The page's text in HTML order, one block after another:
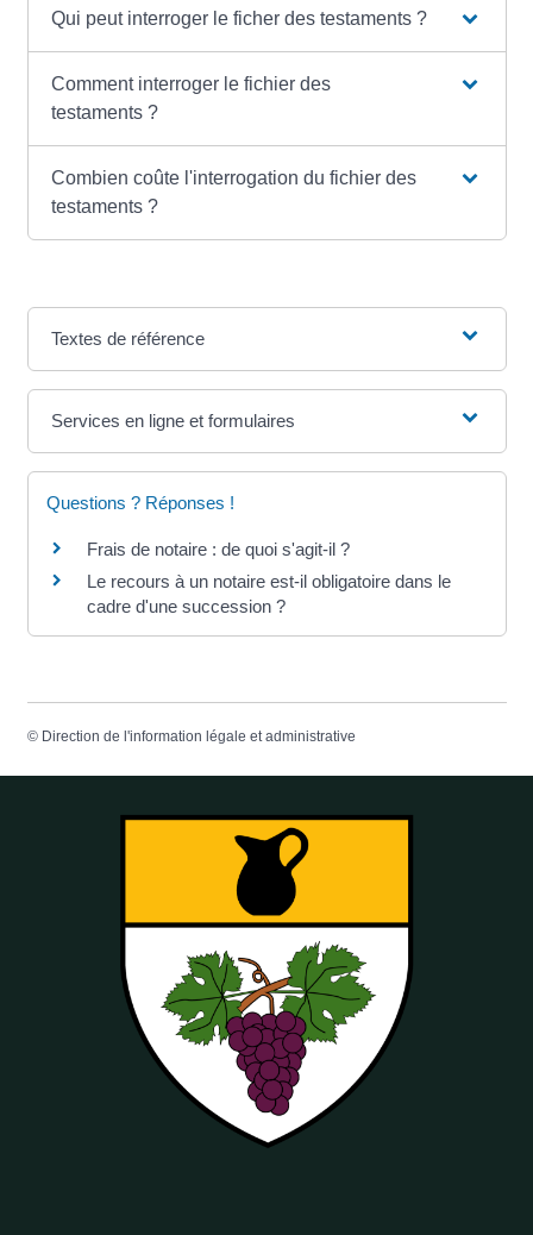
Qui peut interroger le ficher des testaments ?
Comment interroger le fichier des
testaments ?
Combien coûte l'interrogation du fichier des
testaments ?
Textes de référence
Services en ligne et formulaires
Questions ? Réponses !
Frais de notaire : de quoi s'agit-il ?
Le recours à un notaire est-il obligatoire dans le
cadre d'une succession ?
© Direction de l'information légale et administrative